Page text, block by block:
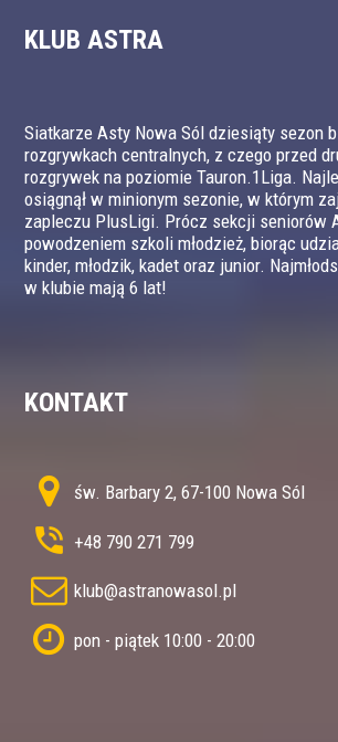
KLUB ASTRA
Siatkarze Asty Nowa Sól dziesiąty sezon
rozgrywkach centralnych, z czego przed
rozgrywek na poziomie Tauron.1Liga.
osiągnął w minionym sezonie, w którym
zapleczu PlusLigi. Prócz sekcji seniorów
powodzeniem szkoli młodzież, biorąc
kinder, młodzik, kadet oraz junior.
w klubie mają 6 lat!
KONTAKT
św. Barbary 2, 67-100 Nowa Sól
+48 790 271 799
klub@astranowasol.pl
pon - piątek 10:00 - 20:00